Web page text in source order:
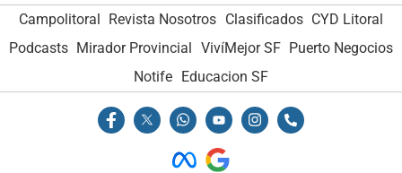
Campolitoral Revista Nosotros Clasificados CYD Litoral
Podcasts Mirador Provincial VivíMejor SF Puerto Negocios
Notife Educacion SF